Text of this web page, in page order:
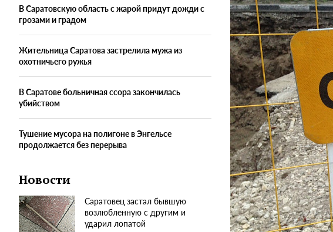
В Саратовскую область с жарой придут дожди с
грозами и градом
Жительница Саратова застрелила мужа из
охотничьего ружья
В Саратове больничная ссора закончилась
убийством
Тушение мусора на полигоне в Энгельсе
продолжается без перерыва
Новости
Саратовец застал бывшую
возлюбленную с другим и
ударил лопатой